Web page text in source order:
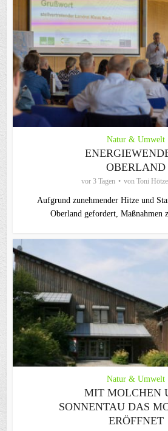
Natur & Umwelt
OBERLAND
vor 3 Tagen von Toni
Aufgrund zunehmender Hitze und
Oberland gefordert, Maßnahmen
Natur & Umwelt
MIT MOLCHEN
SONNENTAU DAS
ERÖFFNET